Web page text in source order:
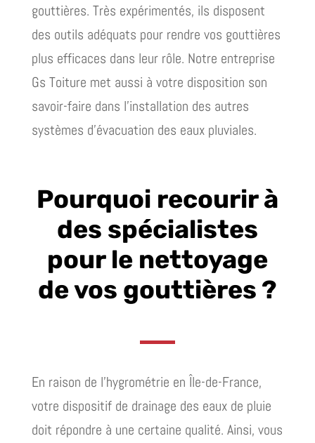
gouttières. Très expérimentés, ils disposent
des outils adéquats pour rendre vos gouttières
plus efficaces dans leur rôle. Notre entreprise
Gs Toiture met aussi à votre disposition son
savoir-faire dans l’installation des autres
systèmes d’évacuation des eaux pluviales.
Pourquoi recourir à
des spécialistes
pour le nettoyage
de vos gouttières ?
En raison de l’hygrométrie en Île-de-France,
votre dispositif de drainage des eaux de pluie
doit répondre à une certaine qualité. Ainsi, vous